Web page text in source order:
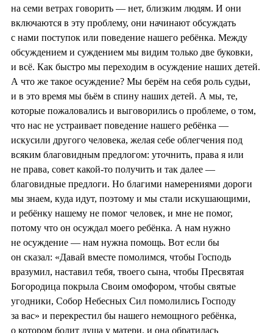
на семи ветрах говорить — нет, близким людям. И они
включаются в эту проблему, они начинают обсуждать
с нами поступок или поведение нашего ребёнка. Между
обсуждением и суждением мы видим только две буковки,
и всё. Как быстро мы переходим в осуждение наших детей.
А что же такое осуждение? Мы берём на себя роль судьи,
и в это время мы бьём в спину наших детей. А мы, те,
которые пожаловались и выговорились о проблеме, о том,
что нас не устраивает поведение нашего ребёнка —
искусили другого человека, желая себе облегчения под
всяким благовидным предлогом: уточнить, права я или
не права, совет какой-то получить и так далее —
благовидные предлоги. Но благими намерениями дороги
мы знаем, куда идут, поэтому и мы стали искушающими,
и ребёнку нашему не помог человек, и мне не помог,
потому что он осуждал моего ребёнка. А нам нужно
не осуждение — нам нужна помощь. Вот если бы
он сказал: «Давай вместе помолимся, чтобы Господь
вразумил, наставил тебя, твоего сына, чтобы Пресвятая
Богородица покрыла Своим омофором, чтобы святые
угодники, Собор Небесных Сил помолились Господу
за вас» и перекрестил бы нашего немощного ребёнка,
о котором болит душа у матери, и она обратилась